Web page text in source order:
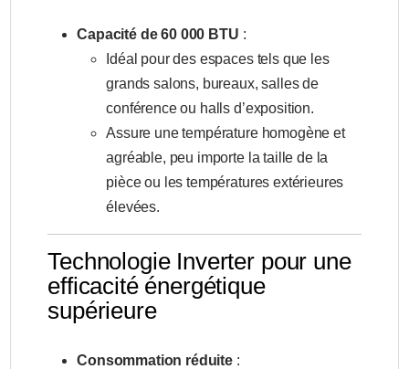
Capacité de 60 000 BTU :
Idéal pour des espaces tels que les
grands salons, bureaux, salles de
conférence ou halls d’exposition.
Assure une température homogène et
agréable, peu importe la taille de la
pièce ou les températures extérieures
élevées.
Technologie Inverter pour une
efficacité énergétique
supérieure
Consommation réduite :